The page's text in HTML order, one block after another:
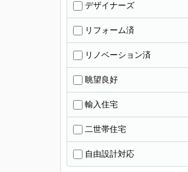
デザイナーズ
リフォーム済
リノベーション済
眺望良好
輸入住宅
二世帯住宅
自由設計対応